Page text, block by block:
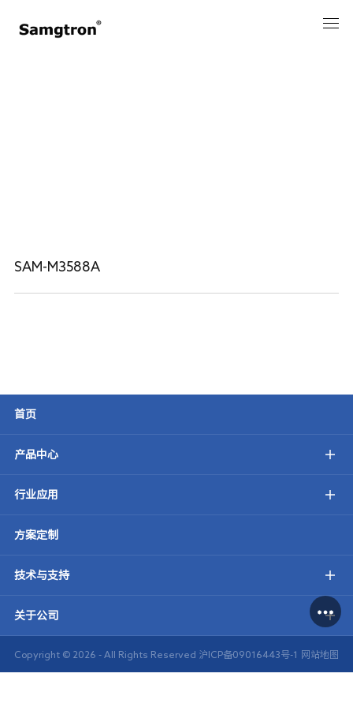
SAM-M3588A
首页
产品中心
行业应用
方案定制
技术与支持
关于公司
Copyright © 2026 - All Rights Reserved 沪ICP备09016443号-1 网站地图